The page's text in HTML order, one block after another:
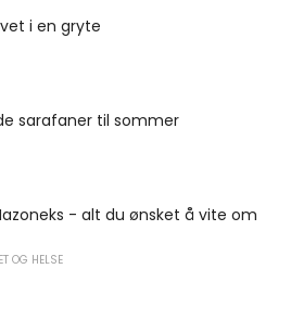
i en gryte
sarafaner til sommer
- alt du ønsket å vite om
OG HELSE